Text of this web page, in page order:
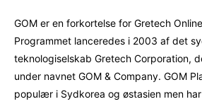
GOM er en forkortelse for Gretech
Programmet lanceredes i 2003 af det
teknologiselskab Gretech Corporation,
under navnet GOM & Company. GOM
populær i Sydkorea og østasien men